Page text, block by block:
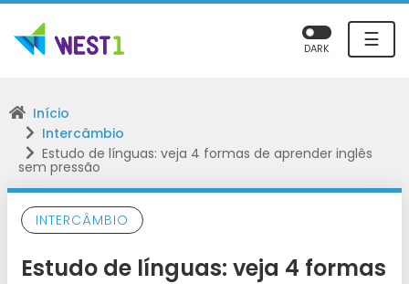
☰
DARK
Início
Intercâmbio
Estudo de línguas: veja 4 formas de aprender inglês
sem pressão
INTERCÂMBIO
Estudo de línguas: veja 4 formas